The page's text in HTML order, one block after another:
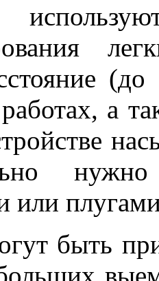
а
или
быть